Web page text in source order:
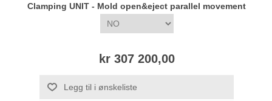
Clamping UNIT - Mold open&eject parallel movement
kr 307 200,00
Legg til i ønskeliste